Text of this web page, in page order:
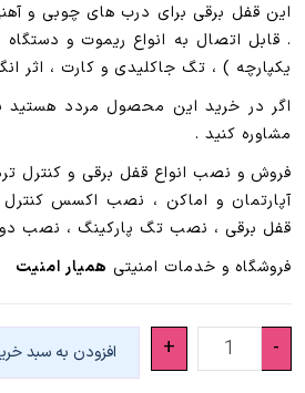
این قفل برقی برای درب های چوبی و
. قابل اتصال به انواع ریموت و
یکپارچه ) ، تگ جاکلیدی و کارت ،
اگر در خرید این محصول مردد هستید
مشاوره کنید .
فروش و نصب انواع قفل برقی و کنترل
آپارتمان و اماکن ، نصب اکسس
قفل برقی ، نصب تگ پارکینگ ، نصب
فروشگاه و خدمات امنیتی همیار امنیت
-
مقابل
+ افزودن به سبد